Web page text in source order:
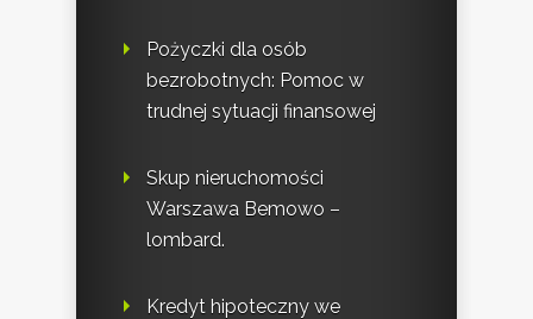
Pożyczki dla osób
bezrobotnych: Pomoc w
trudnej sytuacji finansowej
Skup nieruchomości
Warszawa Bemowo –
lombard.
Kredyt hipoteczny we